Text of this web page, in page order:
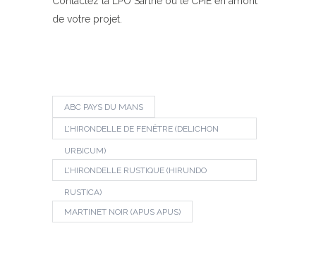
de votre projet.
ABC PAYS DU MANS
L’HIRONDELLE DE FENÊTRE (DELICHON
URBICUM)
L’HIRONDELLE RUSTIQUE (HIRUNDO
RUSTICA)
MARTINET NOIR (APUS APUS)